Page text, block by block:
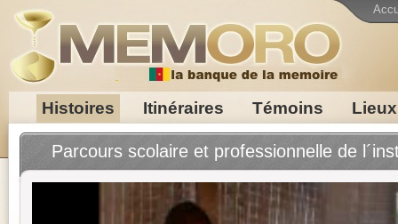
Histoires Itinéraires Témoins Lieux
Parcours scolaire et professionnelle de